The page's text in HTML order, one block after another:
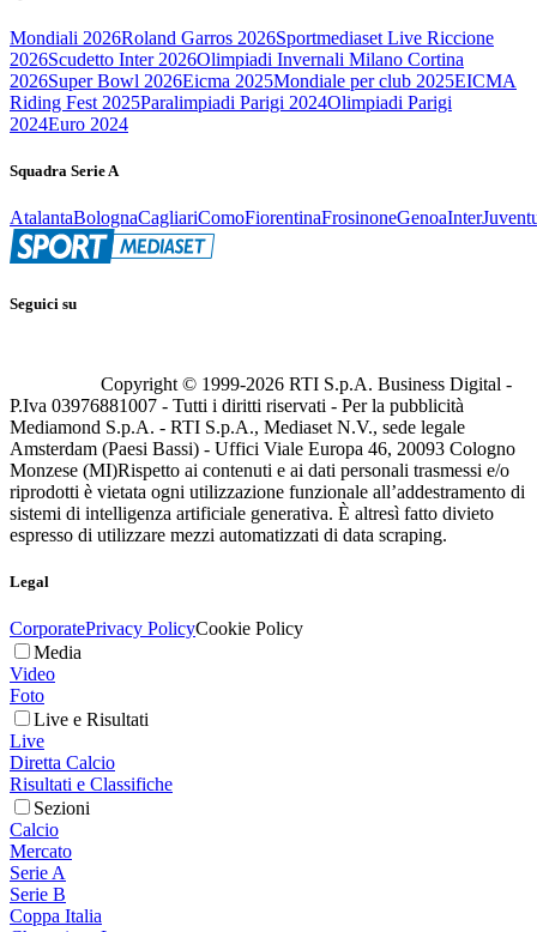
Mondiali 2026Roland Garros 2026Sportmediaset Live Riccione
2026Scudetto Inter 2026Olimpiadi Invernali Milano Cortina
2026Super Bowl 2026Eicma 2025Mondiale per club 2025EICMA
Riding Fest 2025Paralimpiadi Parigi 2024Olimpiadi Parigi
2024Euro 2024
Squadra Serie A
AtalantaBolognaCagliariComoFiorentinaFrosinoneGenoaInter
Seguici su
Copyright © 1999-2026 RTI S.p.A. Business Digital -
P.Iva 03976881007 - Tutti i diritti riservati - Per la pubblicità
Mediamond S.p.A. - RTI S.p.A., Mediaset N.V., sede legale
Amsterdam (Paesi Bassi) - Uffici Viale Europa 46, 20093 Cologno
Monzese (MI)Rispetto ai contenuti e ai dati personali trasmessi e/o
riprodotti è vietata ogni utilizzazione funzionale all’addestramento di
sistemi di intelligenza artificiale generativa. È altresì fatto divieto
espresso di utilizzare mezzi automatizzati di data scraping.
Legal
CorporatePrivacy PolicyCookie Policy
Media
Video
Foto
Live e Risultati
Live
Diretta Calcio
Risultati e Classifiche
Sezioni
Calcio
Mercato
Serie A
Serie B
Coppa Italia